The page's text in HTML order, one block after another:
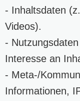
- Inhaltsdaten
Videos).
-
Interesse an
- Meta-/
Informationen,